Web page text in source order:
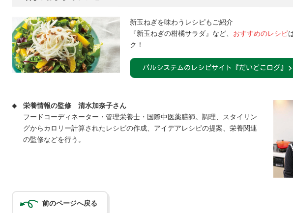
新玉ねぎを味わうレシピもご紹介
『新玉ねぎの柑橘サラダ』など、 おすすめのレシピ
ク！
パルシステムのレシピサイト『だいどこログ』
栄養情報の監修 清水加奈子さん
フードコーディネーター・管理栄養士・国際中医薬膳師。調理、スタイリン
グからカロリー計算されたレシピの作成、アイデアレシピの提案、栄養関連
の監修などを行う。
前のページへ戻る